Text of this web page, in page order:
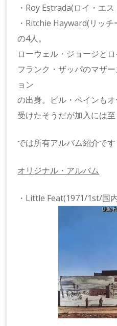
・Roy Estrada(ロイ・エ
・Ritchie Hayward(リッ
の4人。
ローウェル・ジョージと
フランク・ザッパのマザ
ョン
の出身。ビル・ペインも
受けたそうだが加入には至
では所有アルバム紹介です
オリジナル・アルバム
・Little Feat(1971/1st/国